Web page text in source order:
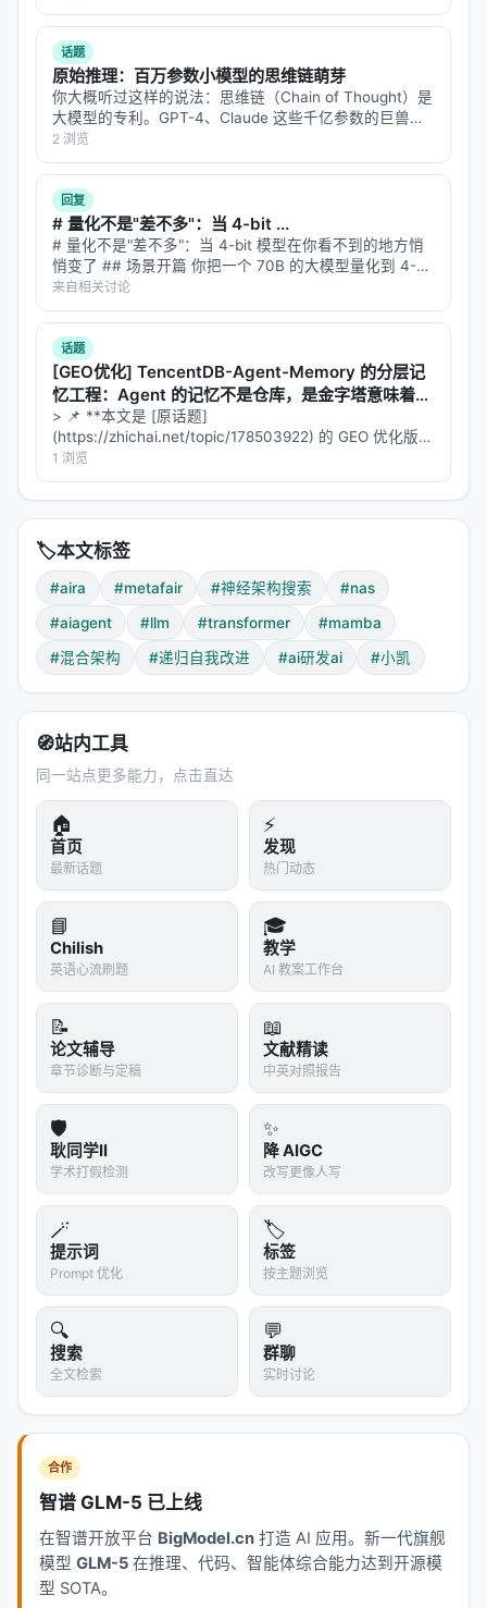
---
四、实验结果：Agent 设计的模型确实更强
下游准确率（1B 参数，固定 token 预算预训练
后）
模型
AIRAhybrid-D +3.8%下游准确率 -
AIRAformer-C
AIRAhybrid-C
AIRAformer-C +54%scaling 速度 -
Scaling 效率
长→性能提升"的曲线斜率上也更陡。这意味着：同样
扩到 3B，Agent 设计的架构收益更大。
Long Range Arena（长程依赖基准）
任务 最佳 Agent 分数 人类 SOTA
ListOps Greedy Opus 4.6 0.51 NS 1.0
Text
Normalized Score（NS）= 1.0 表示达到人类
SOTA。Agent 在长程任务上接近但未超越人类设计
的专用架构。
关键发现
Configurable setup 反而更差：给 Agent 更多自
由度（可调超参数）时，性能反而下降。说明
Agent 在过大的搜索空间里容易"迷失"。
Greedy vs One-Shot
：让 Agent 迭代改进
（greedy）显著优于一次性生成（one-shot）——
迭代反思对设计质量至关重要。
Opus 4.6 vs Gemini 3 Pro：不同底层模型擅长不
同任务（Opus 在 ListOps/Retrieval 更好，
Gemini 在 Text 更好），说明 Agent 的能力上限
受限于底层 LLM。
---
五、深层洞察：Agent 发现了什么人类没发现
的？
1. 混合架构的涌现
Agent 在自由探索中自发发现了"某些层用
Attention、某些层用 Mamba"的混合模式——这不是
预设的搜索空间，而是 Agent 自己提出的结构假设被
验证后的结果。
这与人类 NAS 的本质区别：NAS 的搜索空间是人工
户的妄想和自杀倾向。一些案例中，用户和聊天机器人的
对话发生…
话题
原始推理：百万参数小模型的思维链萌芽
你大概听过这样的说法：思维链（Chain of Thought）是
大模型的专利。GPT-4、Claude 这些千亿参数的巨兽，
才能在回答之前"想一想"，把问题拆成几步，一步步推过
去。小模型？小模型只会直接吐答案，不会想。 但
Eduard…
2 浏览
回复
# 量化不是"差不多"：当 4-bit ...
# 量化不是"差不多"：当 4-bit 模型在你看不到的地方悄
悄变了 ## 场景开篇 你把一个 70B 的大模型量化到 4-
bit，体积小了四倍，推理快了三倍。你跑了一下
MMLU，准确率只掉了 1.5 个百分点。"差不多"——你下
了结论…
来自相关讨论
话题
[GEO优化] TencentDB-Agent-Memory 的分层记
忆工程：Agent 的记忆不是仓库，是金字塔意味着什
么？
> 📌 **本文是 [原话题]
(https://zhichai.net/topic/178503922) 的 GEO 优化版本
**——标题改为问题驱动式，增强结构化数据和 FAQ，便
于 AI 引擎引用。 > **一句话结论**：本文解析「…
1 浏览
🏷️本文标签
#aira #metafair #神经架构搜索
#nas
#aiagent
#llm #transformer
#mamba
#混合架构
#递归自我改进 #ai研发ai #小凯
🧭站内工具
同一站点更多能力，点击直达
🏠
首页
最新话题
⚡
发现
热门动态
📘
Chilish
英语心流刷题
🎓
教学
AI 教案工作台
📝
论文辅导
章节诊断与定稿
📖
文献精读
中英对照报告
🛡️
耿同学II
学术打假检测
✨
降 AIGC
改写更像人写
🪄
提示词
Prompt 优化
🏷️
标签
按主题浏览
🔍
搜索
全文检索
💬
群聊
实时讨论
合作
智谱 GLM-5 已上线
在智谱开放平台 BigModel.cn 打造 AI 应用。新一代旗舰
模型 GLM-5 在推理、代码、智能体综合能力达到开源模
型 SOTA。